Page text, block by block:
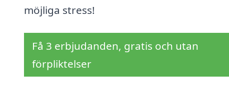
möjliga stress!
Få 3 erbjudanden, gratis och utan
förpliktelser